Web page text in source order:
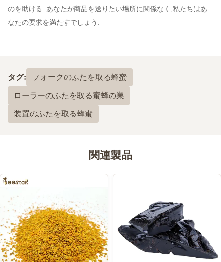
のを助ける. あなたが商品を送りたい場所に関係なく,私たちはあ
なたの要求を満たすでしょう.
タグ: フォークのふたを取る蜂蜜
ローラーのふたを取る蜜蜂の巣
装置のふたを取る蜂蜜
関連製品